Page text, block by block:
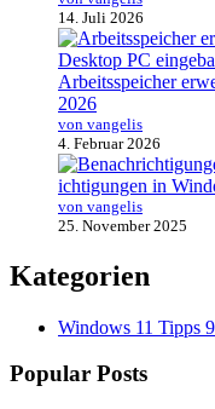
14. Juli 2026
Arbeitsspeicher
2026
von vangelis
4. Februar 2026
ichtigungen in
von vangelis
25. November 2025
Kategorien
Windows 11 Tipps
Popular Posts